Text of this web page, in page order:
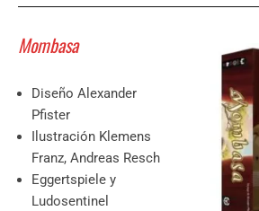
Mombasa
Diseño Alexander
Pfister
Ilustración Klemens
Franz, Andreas Resch
Eggertspiele y
Ludosentinel